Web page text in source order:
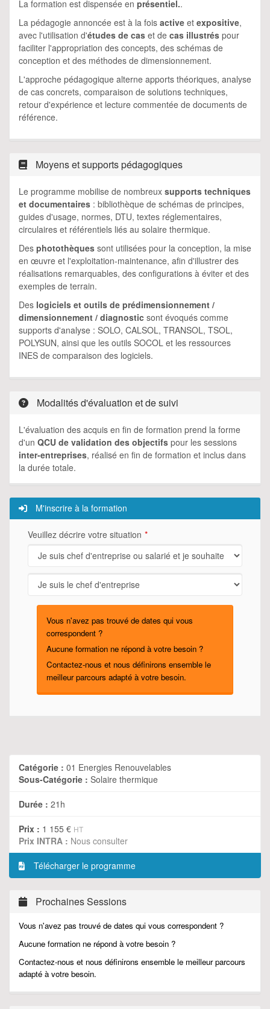
La formation est dispensée en présentiel..
La pédagogie annoncée est à la fois active et expositive,
avec l'utilisation d'études de cas et de cas illustrés pour
faciliter l'appropriation des concepts, des schémas de
conception et des méthodes de dimensionnement.
L'approche pédagogique alterne apports théoriques, analyse
de cas concrets, comparaison de solutions techniques,
retour d'expérience et lecture commentée de documents de
référence.
Moyens et supports pédagogiques
Le programme mobilise de nombreux supports techniques
et documentaires : bibliothèque de schémas de principes,
guides d'usage, normes, DTU, textes réglementaires,
circulaires et référentiels liés au solaire thermique.
Des photothèques sont utilisées pour la conception, la mise
en œuvre et l'exploitation-maintenance, afin d'illustrer des
réalisations remarquables, des configurations à éviter et des
exemples de terrain.
Des logiciels et outils de prédimensionnement /
dimensionnement / diagnostic sont évoqués comme
supports d'analyse : SOLO, CALSOL, TRANSOL, TSOL,
POLYSUN, ainsi que les outils SOCOL et les ressources
INES de comparaison des logiciels.
Modalités d'évaluation et de suivi
L'évaluation des acquis en fin de formation prend la forme
d'un QCU de validation des objectifs pour les sessions
inter-entreprises, réalisé en fin de formation et inclus dans
la durée totale.
M'inscrire à la formation
Veuillez décrire votre situation
Vous n'avez pas trouvé de dates qui vous
correspondent ?
Aucune formation ne répond à votre besoin ?
Contactez-nous et nous définirons ensemble le
meilleur parcours adapté à votre besoin.
Catégorie : 01 Energies Renouvelables
Sous-Catégorie : Solaire thermique
Durée : 21h
Prix : 1 155 € HT
Prix INTRA : Nous consulter
Télécharger le programme
Prochaines Sessions
Vous n'avez pas trouvé de dates qui vous correspondent ?
Aucune formation ne répond à votre besoin ?
Contactez-nous et nous définirons ensemble le meilleur parcours
adapté à votre besoin.